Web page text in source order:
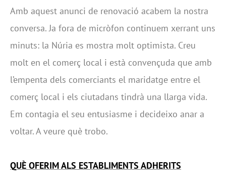
Amb aquest anunci de renovació acabem la nostra
conversa. Ja fora de micròfon continuem xerrant uns
minuts: la Núria es mostra molt optimista. Creu
molt en el comerç local i està convençuda que amb
l’empenta dels comerciants el maridatge entre el
comerç local i els ciutadans tindrà una llarga vida.
Em contagia el seu entusiasme i decideixo anar a
voltar. A veure què trobo.
QUÈ OFERIM ALS ESTABLIMENTS ADHERITS